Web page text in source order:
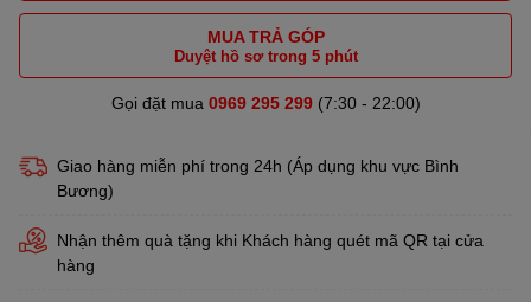
MUA TRẢ GÓP
Duyệt hồ sơ trong 5 phút
Gọi đặt mua 0969 295 299(7:30 - 22:00)
Giao hàng miễn phí trong 24h (Áp dụng khu vực Bình
Bương)
Nhận thêm quà tặng khi Khách hàng quét mã QR tại cửa
hàng